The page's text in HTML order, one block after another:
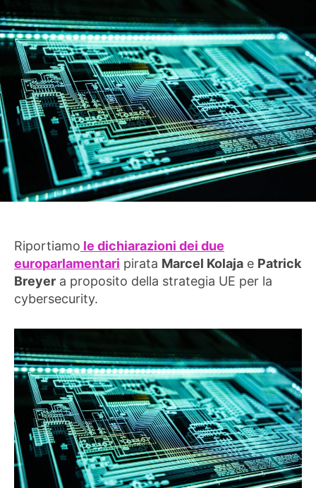
Riportiamo le dichiarazioni dei due
europarlamentari pirata Marcel Kolaja e Patrick
Breyer a proposito della strategia UE per la
cybersecurity.